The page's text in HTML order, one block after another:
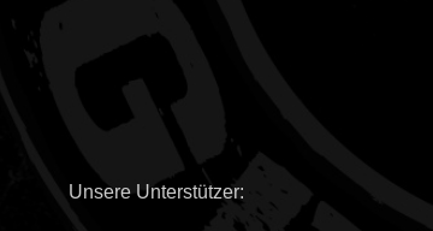
Unsere Unterstützer: